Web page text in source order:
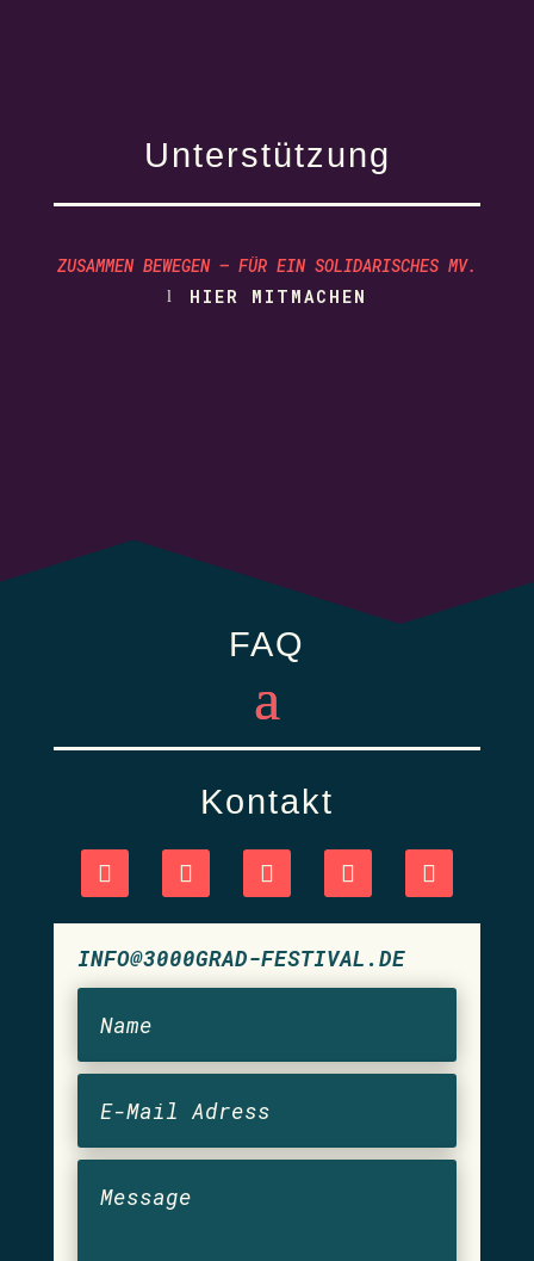
Unterstützung
ZUSAMMEN BEWEGEN – FÜR EIN SOLIDARISCHES MV.
HIER MITMACHEN
FAQ
Kontakt
INFO@3000GRAD-FESTIVAL.DE